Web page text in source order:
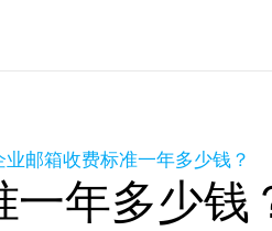
业邮箱收费标准一年多少钱？
年多少钱